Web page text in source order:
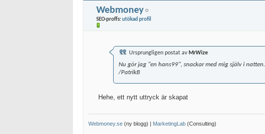
Webmoney
SEO-proffs:utökad profil
Ursprungligen postat av MrWize
Nu gör jag "en hans99", snackar med mig själv i natten.
/PatrikB
Hehe, ett nytt uttryck är skapat
Webmoney.se (ny blogg) | MarketingLab (Consulting)